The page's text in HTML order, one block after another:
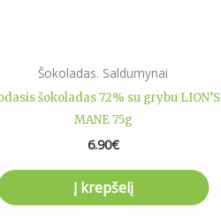
Šokoladas. Saldumynai
šokoladas 72% su grybu LION’S
MANE 75g
6.90€
Į krepšelį